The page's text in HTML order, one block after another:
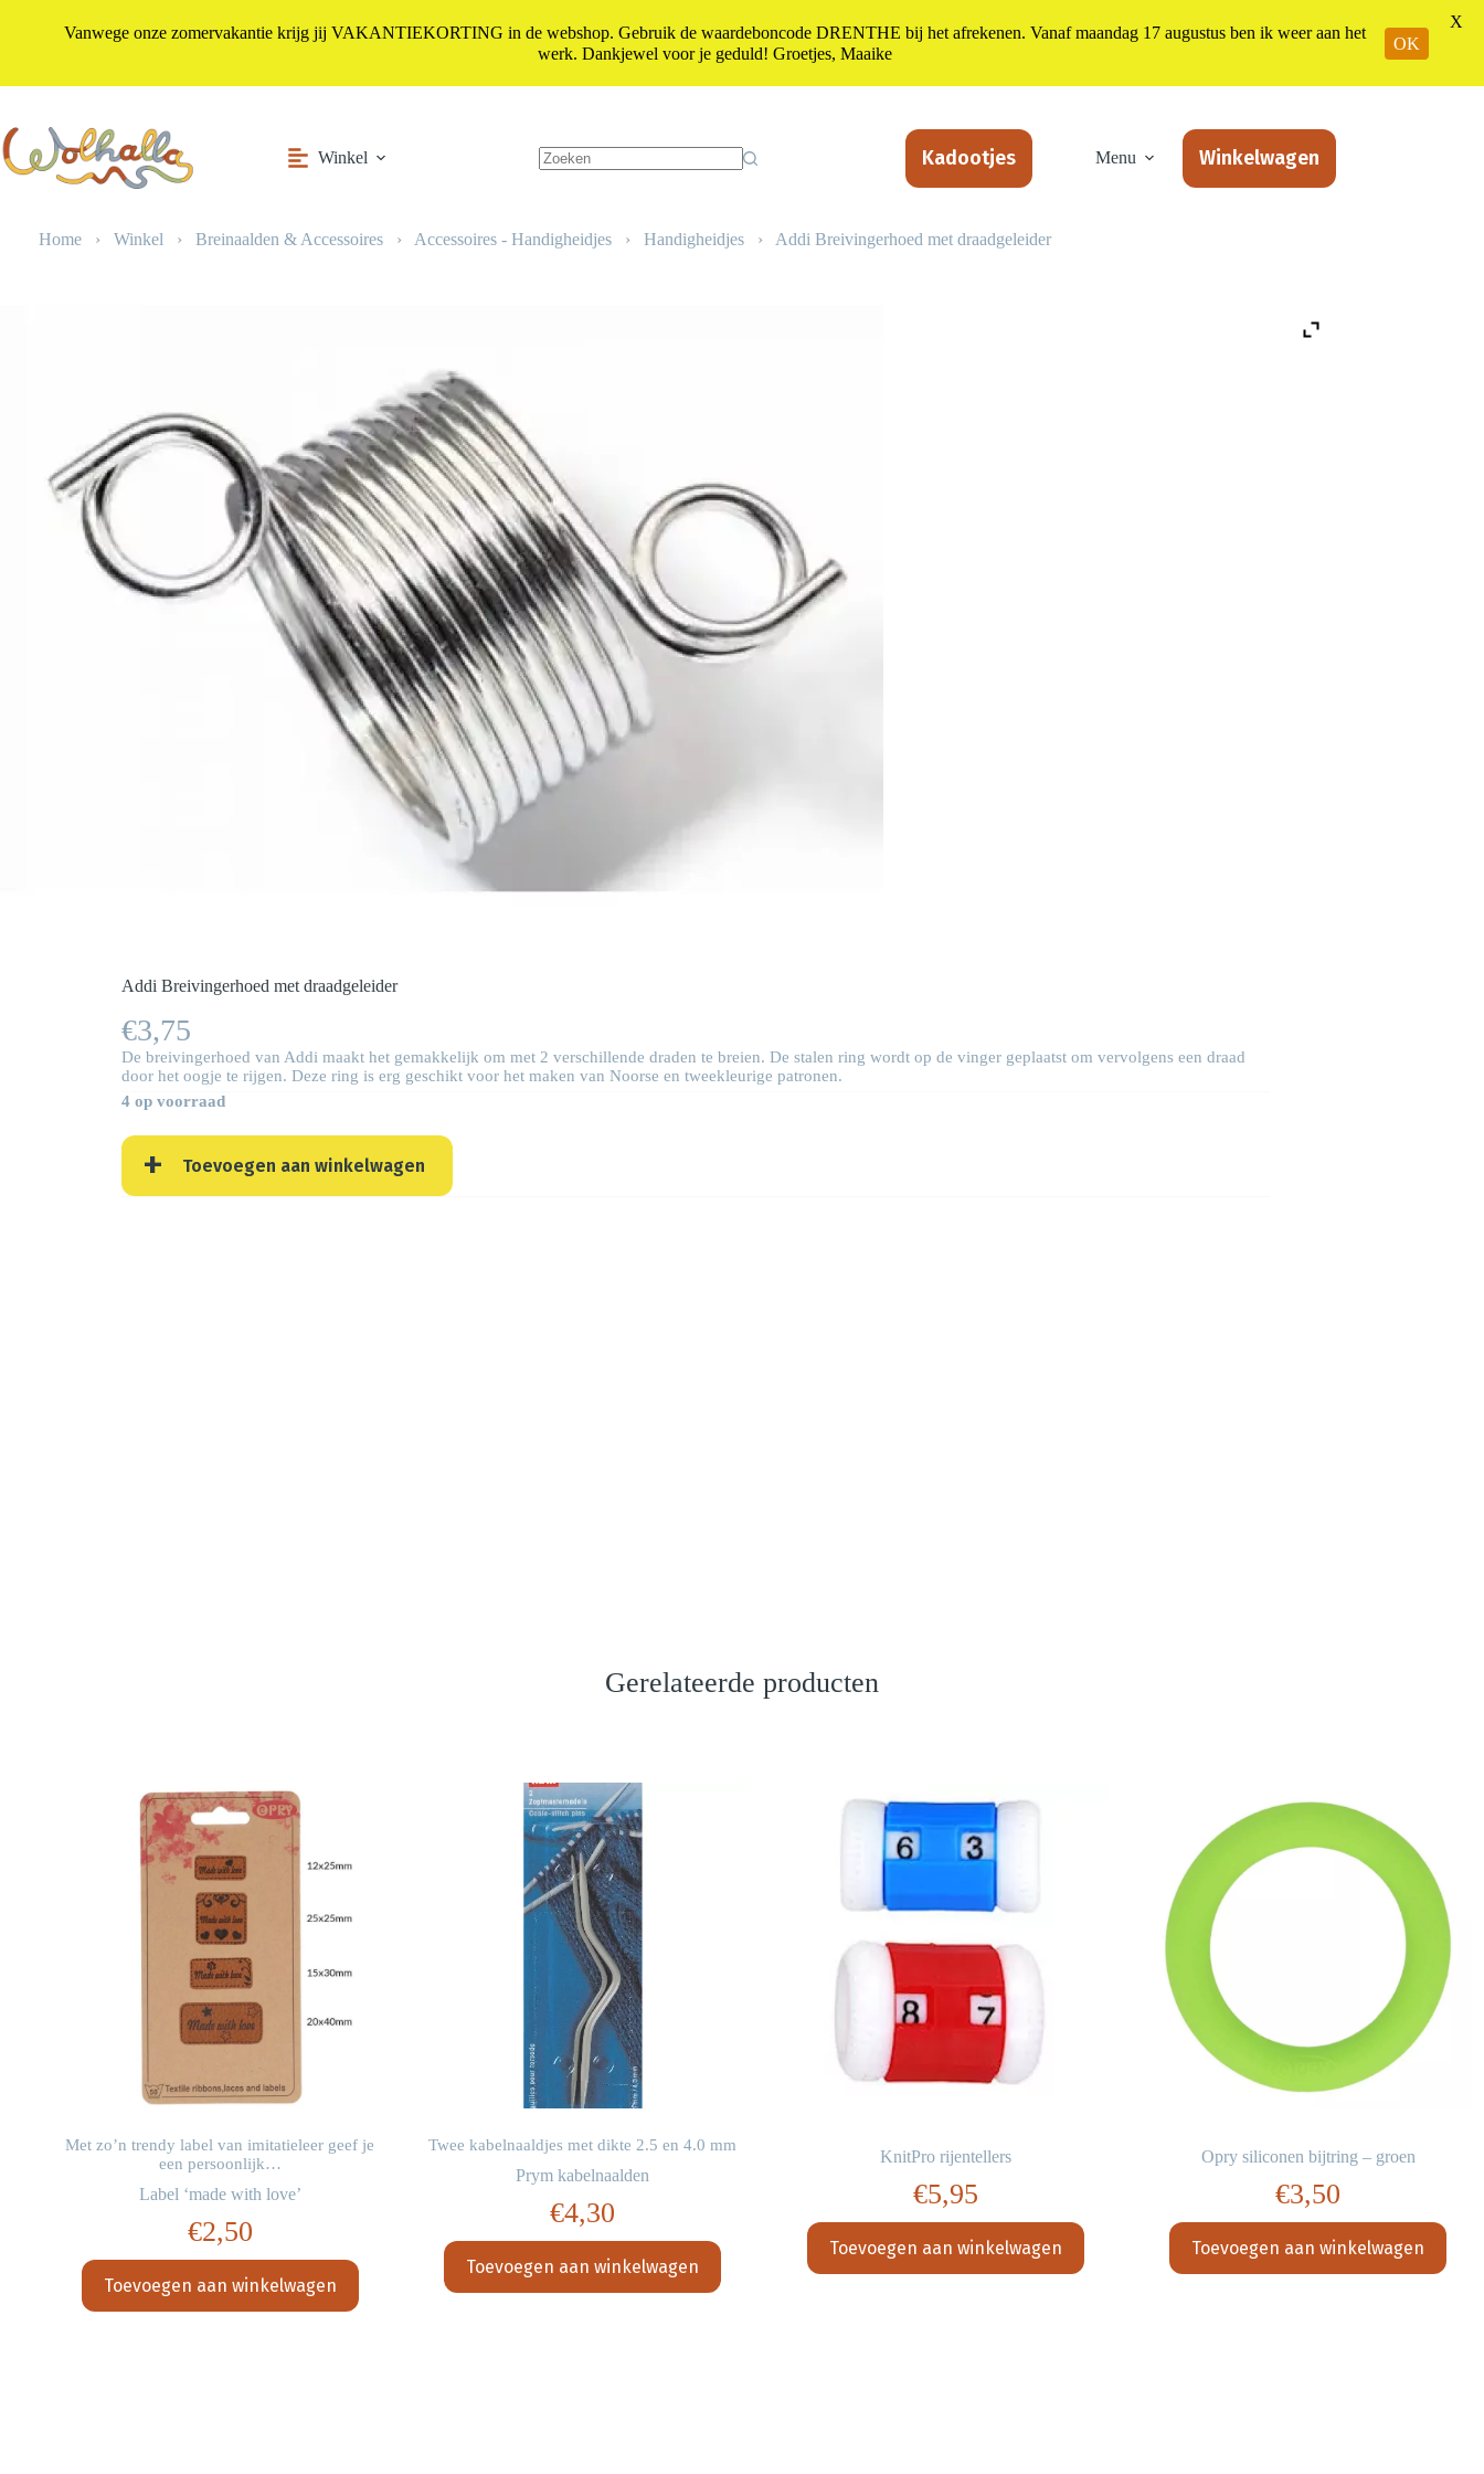
de
inhoud
Winkel
Kadootjes Menu Winkelwagen
Home › Winkel › Breinaalden & Accessoires › Accessoires - Handigheidjes › Handigheidjes › Addi Breivingerhoed met draadgeleider
Addi Breivingerhoed met draadgeleider
€3,75
De breivingerhoed van Addi maakt het gemakkelijk om met 2 verschillende draden te breien. De stalen ring wordt op de vinger geplaatst om vervolgens een draad
door het oogje te rijgen. Deze ring is erg geschikt voor het maken van Noorse en tweekleurige patronen.
4 op voorraad
Toevoegen aan winkelwagen
Gerelateerde producten
Met zo’n trendy label van imitatieleer geef je
een persoonlijk…
Label ‘made with love’
€2,50
Toevoegen aan winkelwagen
Twee kabelnaaldjes met dikte 2.5 en 4.0 mm
Prym kabelnaalden
€4,30
Toevoegen aan winkelwagen
KnitPro rijentellers
€5,95
Toevoegen aan winkelwagen
Opry siliconen bijtring – groen
€3,50
Toevoegen aan winkelwagen
Vanwege onze zomervakantie krijg jij VAKANTIEKORTING in de webshop. Gebruik de waardeboncode DRENTHE bij het afrekenen. Vanaf maandag 17 augustus ben ik weer aan het
werk. Dankjewel voor je geduld! Groetjes, Maaike
OK
X